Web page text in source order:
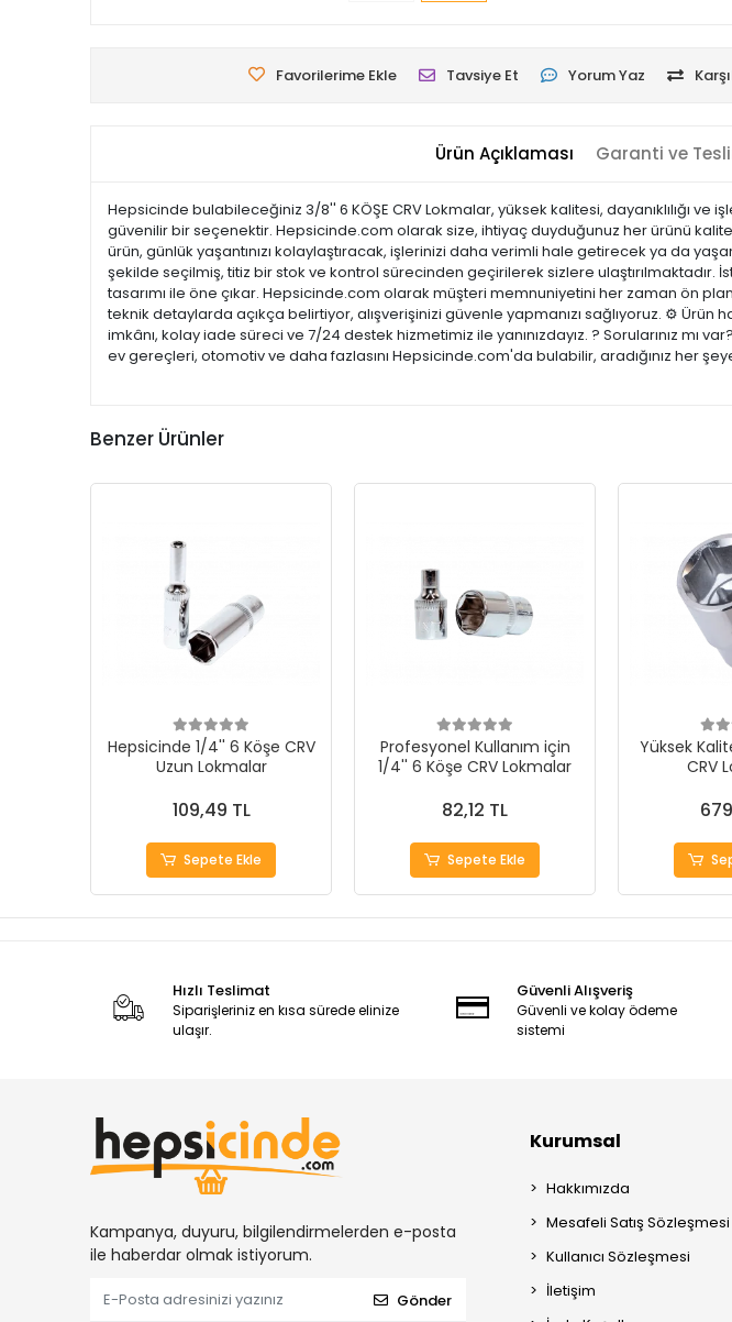
Favorilerime Ekle Tavsiye Et Yorum Yaz
Ürün Açıklaması Garanti ve
Hepsicinde bulabileceğiniz 3/8'' 6 KÖŞE CRV Lokmalar, yüksek kalitesi, dayanıklılığı
güvenilir bir seçenektir. Hepsicinde.com olarak size, ihtiyaç duyduğunuz her ürünü
ürün, günlük yaşantınızı kolaylaştıracak, işlerinizi daha verimli hale getirecek ya da
şekilde seçilmiş, titiz bir stok ve kontrol sürecinden geçirilerek sizlere ulaştırılmaktadır.
tasarımı ile öne çıkar. Hepsicinde.com olarak müşteri memnuniyetini her zaman ön
teknik detaylarda açıkça belirtiyor, alışverişinizi güvenle yapmanızı sağlıyoruz. ⚙️
imkânı, kolay iade süreci ve 7/24 destek hizmetimiz ile yanınızdayız. ? Sorularınız mı
ev gereçleri, otomotiv ve daha fazlasını Hepsicinde.com'da bulabilir, aradığınız her
Benzer Ürünler
Hepsicinde 1/4'' 6 Köşe CRV
Uzun Lokmalar
109,49 TL
Sepete Ekle
Profesyonel Kullanım için
1/4'' 6 Köşe CRV Lokmalar
82,12 TL
Sepete Ekle
Yüksek
CRV
Hızlı Teslimat
Siparişleriniz en kısa sürede elinize
ulaşır.
Güvenli Alışveriş
Güvenli ve kolay ödeme
sistemi
Kampanya, duyuru, bilgilendirmelerden e-posta
ile haberdar olmak istiyorum.
Gönder
Kurumsal
Hakkımızda
Mesafeli Satış Sözleşmesi
Kullanıcı Sözleşmesi
İletişim